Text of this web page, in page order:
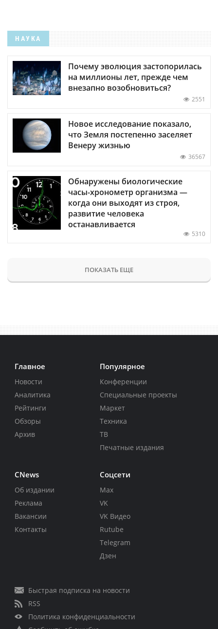
НАУКА
Почему эволюция застопорилась
на миллионы лет, прежде чем
внезапно возобновиться?
2551
Новое исследование показало,
что Земля постепенно заселяет
Венеру жизнью
36567
Обнаружены биологические
часы-хронометр организма —
когда они выходят из строя,
развитие человека
останавливается
5310
ПОКАЗАТЬ ЕЩЕ
Главное
Новости
Аналитика
Рейтинги
Обзоры
Архив
Популярное
Конференции
Специальные проекты
Маркет
Техника
ТВ
Печатные издания
CNews
Об издании
Реклама
Вакансии
Контакты
Соцсети
Max
VK
VK Видео
Rutube
Telegram
Дзен
Быстрая подписка на новости
RSS
Политика конфиденциальности